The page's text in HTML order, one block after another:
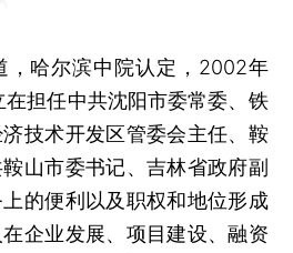
哈尔滨中院认定，2002年
担任中共沈阳市委常委、铁
技术开发区管委会主任、鞍
山市委书记、吉林省政府副
的便利以及职权和地位形成
企业发展、项目建设、融资